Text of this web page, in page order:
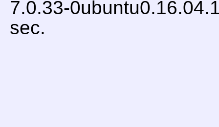
7.0.33-
sec.